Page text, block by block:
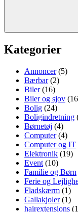
Kategorier
Annoncer(5)
Bærbar(2)
Biler(16)
Biler og sjov
Bolig (24)
Boligindretning
Børnetøj (4)
Computer(4)
Computer og IT
Elektronik (19)
Event (10)
Familie og Børn
Ferie og
Fladskærm (1)
Gallakjoler(1)
hairextensions